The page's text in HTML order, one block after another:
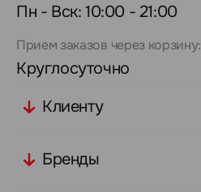
Пн - Вск: 10:00 - 21:00
Прием заказов через корзину:
Круглосуточно
Клиенту
Бренды